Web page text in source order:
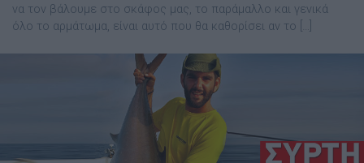
να τον βάλουµε στο σκάφος µας, το παράµαλλο και γενικά
όλο το αρµάτωµα, είναι αυτό που θα καθορίσει αν το […]